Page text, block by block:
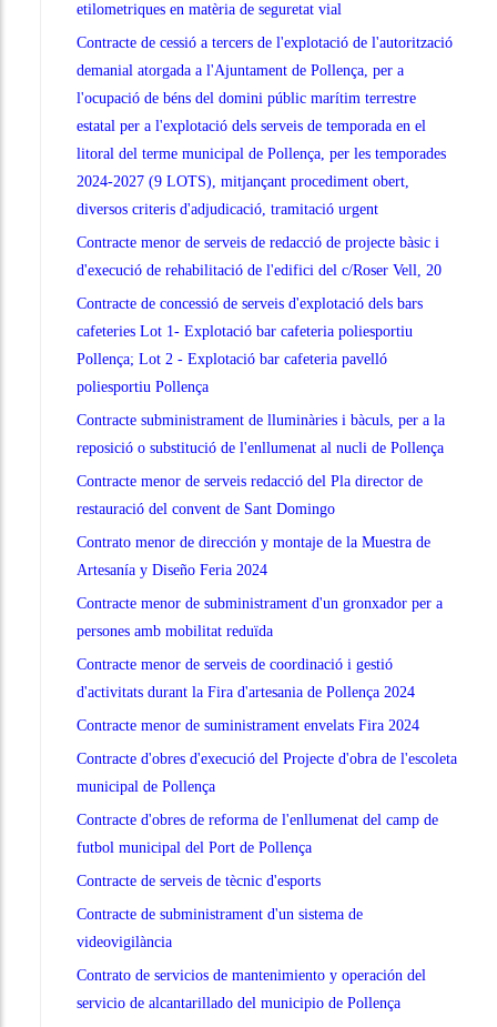
etilometriques en matèria de seguretat vial
Contracte de cessió a tercers de l'explotació de l'autorització
demanial atorgada a l'Ajuntament de Pollença, per a
l'ocupació de béns del domini públic marítim terrestre
estatal per a l'explotació dels serveis de temporada en el
litoral del terme municipal de Pollença, per les temporades
2024-2027 (9 LOTS), mitjançant procediment obert,
diversos criteris d'adjudicació, tramitació urgent
Contracte menor de serveis de redacció de projecte bàsic i
d'execució de rehabilitació de l'edifici del c/Roser Vell, 20
Contracte de concessió de serveis d'explotació dels bars
cafeteries Lot 1- Explotació bar cafeteria poliesportiu
Pollença; Lot 2 - Explotació bar cafeteria pavelló
poliesportiu Pollença
Contracte subministrament de lluminàries i bàculs, per a la
reposició o substitució de l'enllumenat al nucli de Pollença
Contracte menor de serveis redacció del Pla director de
restauració del convent de Sant Domingo
Contrato menor de dirección y montaje de la Muestra de
Artesanía y Diseño Feria 2024
Contracte menor de subministrament d'un gronxador per a
persones amb mobilitat reduïda
Contracte menor de serveis de coordinació i gestió
d'activitats durant la Fira d'artesania de Pollença 2024
Contracte menor de suministrament envelats Fira 2024
Contracte d'obres d'execució del Projecte d'obra de l'escoleta
municipal de Pollença
Contracte d'obres de reforma de l'enllumenat del camp de
futbol municipal del Port de Pollença
Contracte de serveis de tècnic d'esports
Contracte de subministrament d'un sistema de
videovigilància
Contrato de servicios de mantenimiento y operación del
servicio de alcantarillado del municipio de Pollença